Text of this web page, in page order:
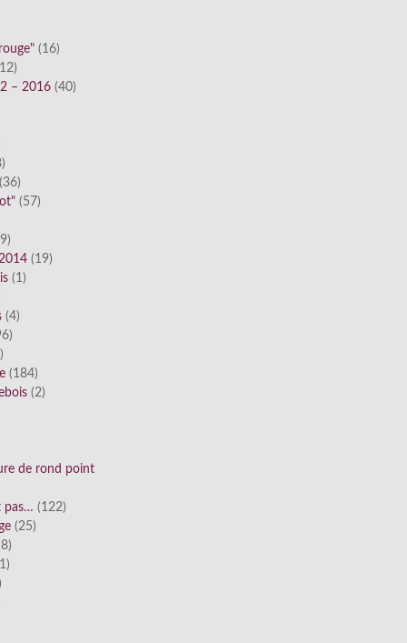
(16)
– 2016 (40)
(57)
(19)
(1)
(4)
(184)
(2)
de rond point
pas… (122)
(25)